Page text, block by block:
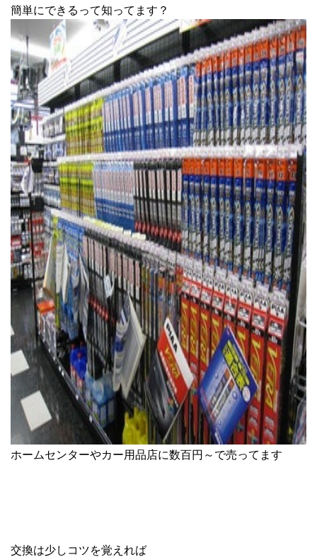
簡単にできるって知ってます？
ホームセンターやカー用品店に数百円～で売ってます
交換は少しコツを覚えれば